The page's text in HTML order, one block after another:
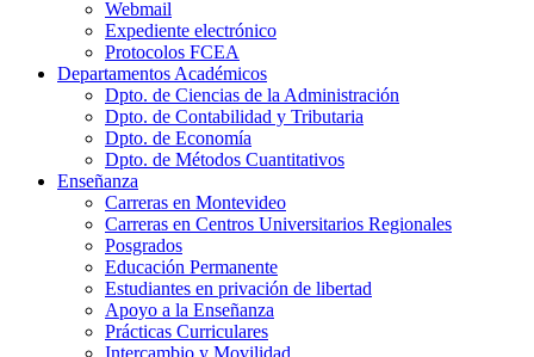
Webmail
Expediente electrónico
Protocolos FCEA
Departamentos Académicos
Dpto. de Ciencias de la Administración
Dpto. de Contabilidad y Tributaria
Dpto. de Economía
Dpto. de Métodos Cuantitativos
Enseñanza
Carreras en Montevideo
Carreras en Centros Universitarios Regionales
Posgrados
Educación Permanente
Estudiantes en privación de libertad
Apoyo a la Enseñanza
Prácticas Curriculares
Intercambio y Movilidad